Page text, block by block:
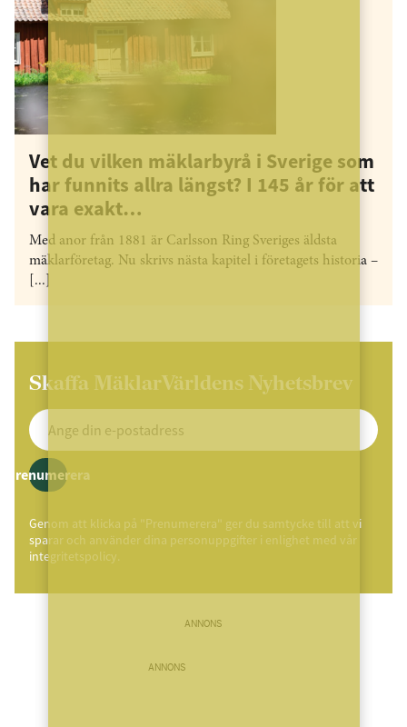
Vet du vilken mäklarbyrå i Sverige som
har funnits allra längst? I 145 år för att
vara exakt…
Med anor från 1881 är Carlsson Ring Sveriges äldsta
mäklarföretag. Nu skrivs nästa kapitel i företagets historia –
[...]
Skaffa MäklarVärldens Nyhetsbrev
Prenumerera
Genom att klicka på "Prenumerera" ger du samtycke till att vi
sparar och använder dina personuppgifter i enlighet med vår
integritetspolicy.
ANNONS
ANNONS